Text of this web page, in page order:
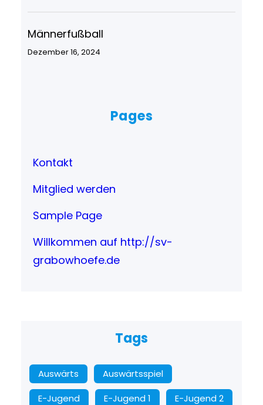
Männerfußball
Dezember 16, 2024
Pages
Kontakt
Mitglied werden
Sample Page
Willkommen auf http://sv-
grabowhoefe.de
Tags
Auswärts
Auswärtsspiel
E-Jugend
E-Jugend 1
E-Jugend 2